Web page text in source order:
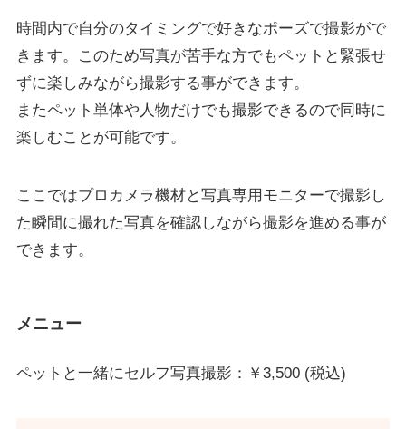
時間内で自分のタイミングで好きなポーズで撮影がで
きます。このため写真が苦手な方でもペットと緊張せ
ずに楽しみながら撮影する事ができます。
またペット単体や人物だけでも撮影できるので同時に
楽しむことが可能です。
ここではプロカメラ機材と写真専用モニターで撮影し
た瞬間に撮れた写真を確認しながら撮影を進める事が
できます。
メニュー
ペットと一緒にセルフ写真撮影：￥3,500 (税込)